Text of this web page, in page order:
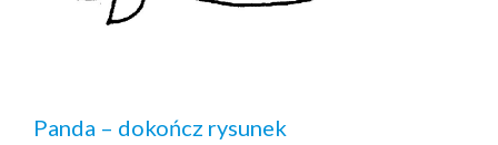
Panda – dokończ rysunek